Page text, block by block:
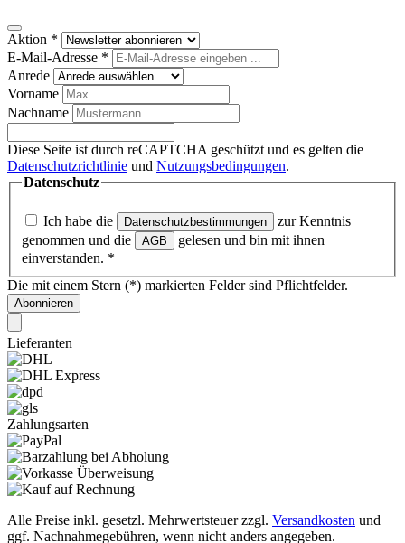
Aktion *
E-Mail-Adresse *
Anrede
Vorname
Nachname
Diese Seite ist durch reCAPTCHA geschützt und es gelten die
Datenschutzrichtlinie und Nutzungsbedingungen.
Datenschutz
Ich habe die Datenschutzbestimmungen
zur Kenntnis
genommen und die
AGB
gelesen und bin mit ihnen
einverstanden. *
Die mit einem Stern (*) markierten Felder sind Pflichtfelder.
Abonnieren
Lieferanten
Zahlungsarten
Alle Preise inkl. gesetzl. Mehrwertsteuer zzgl. Versandkosten und
ggf. Nachnahmegebühren, wenn nicht anders angegeben.